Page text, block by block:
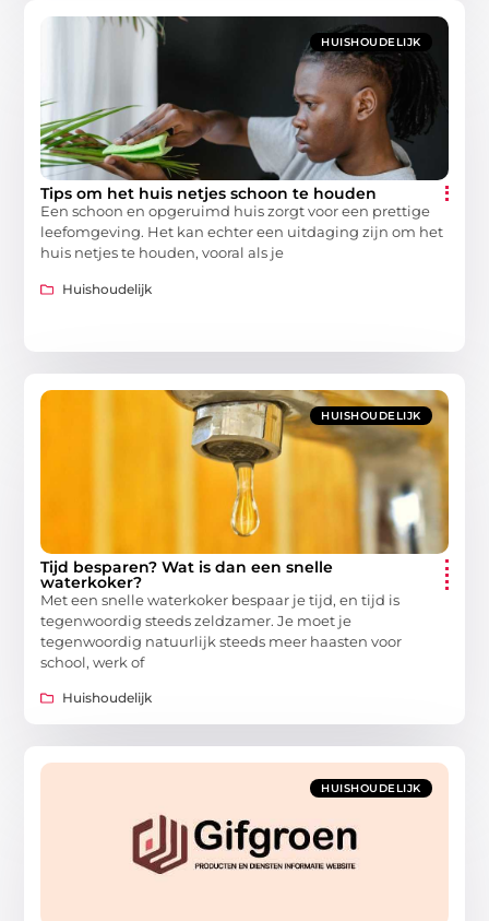
HUISHOUDELIJK
Tips om het huis netjes schoon te houden
Een schoon en opgeruimd huis zorgt voor een prettige
leefomgeving. Het kan echter een uitdaging zijn om het
huis netjes te houden, vooral als je
Huishoudelijk
HUISHOUDELIJK
Tijd besparen? Wat is dan een snelle
waterkoker?
Met een snelle waterkoker bespaar je tijd, en tijd is
tegenwoordig steeds zeldzamer. Je moet je
tegenwoordig natuurlijk steeds meer haasten voor
school, werk of
Huishoudelijk
HUISHOUDELIJK